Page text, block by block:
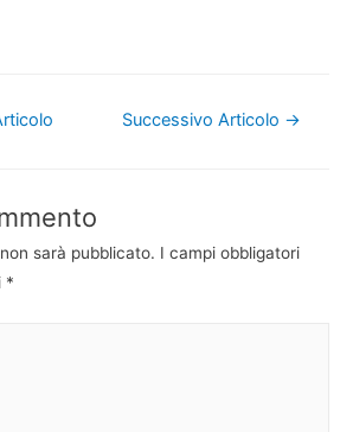
Successivo Articolo →
sarà pubblicato. I campi obbligatori
*